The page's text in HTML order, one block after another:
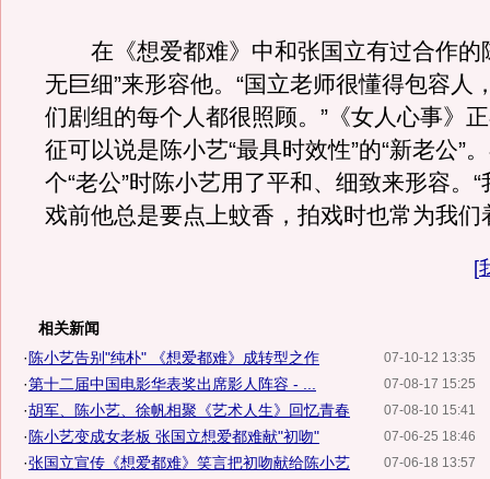
在《想爱都难》中和张国立有过合作的
无巨细”来形容他。“国立老师很懂得包容人
们剧组的每个人都很照顾。”《女人心事》
征可以说是陈小艺“最具时效性”的“新老公”
个“老公”时陈小艺用了平和、细致来形容。
戏前他总是要点上蚊香，拍戏时也常为我们
[
相关新闻
07-10-12 13:35
· 陈小艺告别"纯朴" 《想爱都难》成转型之作
07-08-17 15:25
·第十二届中国电影华表奖出席影人阵容 - ...
07-08-10 15:41
·胡军、陈小艺、徐帆相聚《艺术人生》回忆青春
07-06-25 18:46
· 陈小艺变成女老板 张国立想爱都难献"初吻"
07-06-18 13:57
·张国立宣传《想爱都难》笑言把初吻献给陈小艺